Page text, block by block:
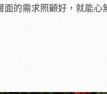
的需求照顧好，就能心